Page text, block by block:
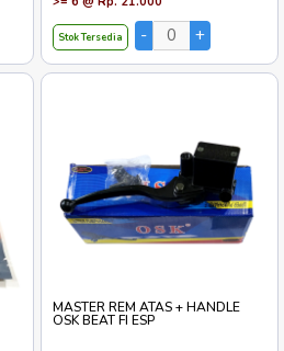
Stok Tersedia
MASTER REM ATAS + HANDLE
OSK BEAT FI ESP